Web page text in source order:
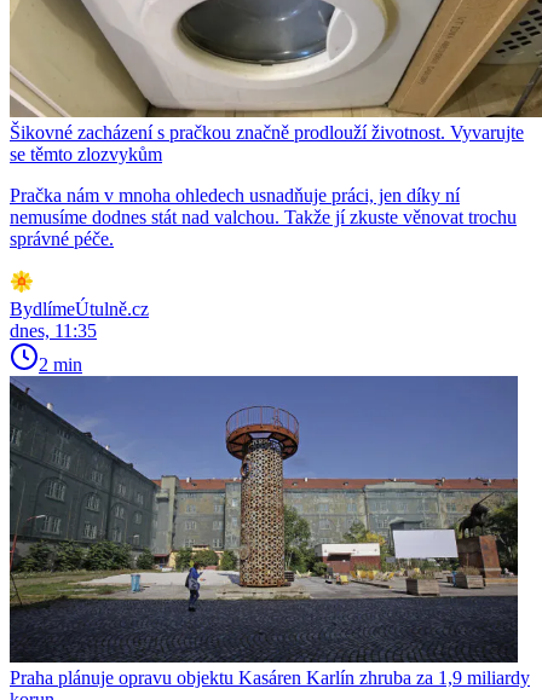
Šikovné zacházení s pračkou značně prodlouží životnost. Vyvarujte
se těmto zlozvykům
Pračka nám v mnoha ohledech usnadňuje práci, jen díky ní
nemusíme dodnes stát nad valchou. Takže jí zkuste věnovat trochu
správné péče.
BydlímeÚtulně.cz
dnes, 11:35
2 min
Praha plánuje opravu objektu Kasáren Karlín zhruba za 1,9 miliardy